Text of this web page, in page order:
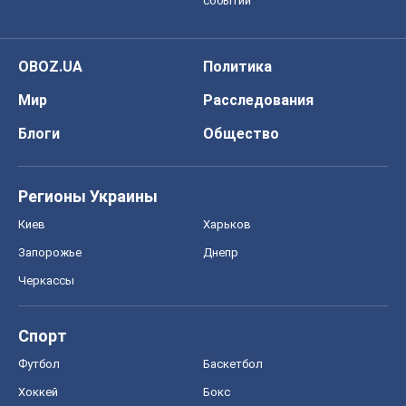
OBOZ.UA
Политика
Мир
Расследования
Блоги
Общество
Регионы Украины
Киев Харьков
Запорожье Днепр
Черкассы
Спорт
Футбол Баскетбол
Хоккей Бокс